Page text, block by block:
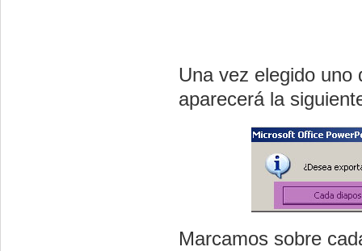
Una vez elegido uno
aparecerá la
Marcamos sobre